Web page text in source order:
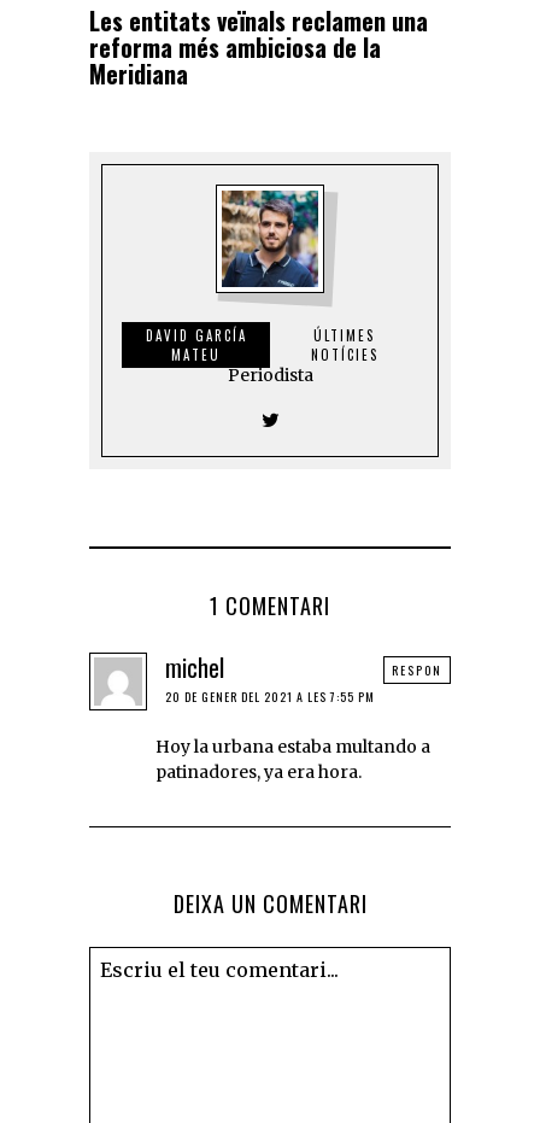
Les entitats veïnals reclamen una
reforma més ambiciosa de la
Meridiana
DAVID GARCÍA
MATEU
ÚLTIMES
NOTÍCIES
Periodista
1 COMENTARI
michel
20 DE GENER DEL 2021 A LES 7:55 PM
Hoy la urbana estaba multando a
patinadores, ya era hora.
RESPON
DEIXA UN COMENTARI